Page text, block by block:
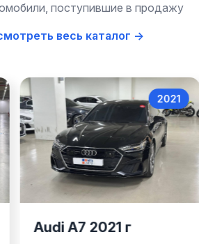
поступившие в продажу
весь каталог →
Audi A7
2021
Audi A7 2021 г